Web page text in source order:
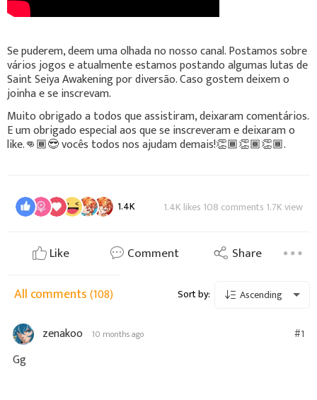
Se puderem, deem uma olhada no nosso canal. Postamos sobre
vários jogos e atualmente estamos postando algumas lutas de
Saint Seiya Awakening por diversão. Caso gostem deixem o
joinha e se inscrevam.
Muito obrigado a todos que assistiram, deixaram comentários.
E um obrigado especial aos que se inscreveram e deixaram o
like.👊🏾😎 vocês todos nos ajudam demais!👏🏾👏🏾👏🏾.
1.4K 1.4K likes 108 comments 1.7K view
Like Comment Share
All comments(108) Sort by: Ascending
zenakoo 10 months ago #1
Gg